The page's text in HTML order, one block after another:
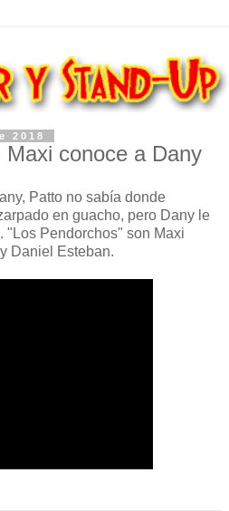
2018
conoce a Dany
Patto no sabía donde
en guacho, pero Dany le
"Los Pendorchos" son Maxi
Daniel Esteban.